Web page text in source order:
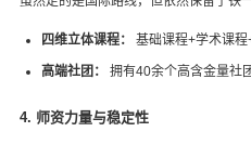
四维立体课程： 基础课程+学术课程
高端社团： 拥有40余个高含金量社
4. 师资力量与稳定性